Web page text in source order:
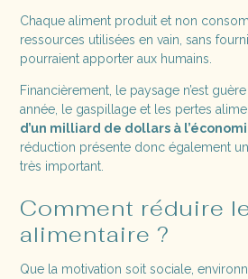
Chaque aliment produit et non
ressources utilisées en vain, sans
pourraient apporter aux humains.
Financièrement, le paysage n’est
année, le gaspillage et les pertes
d’un milliard de dollars à
réduction présente donc également
très important.
Comment réduire
alimentaire ?
Que la motivation soit sociale,